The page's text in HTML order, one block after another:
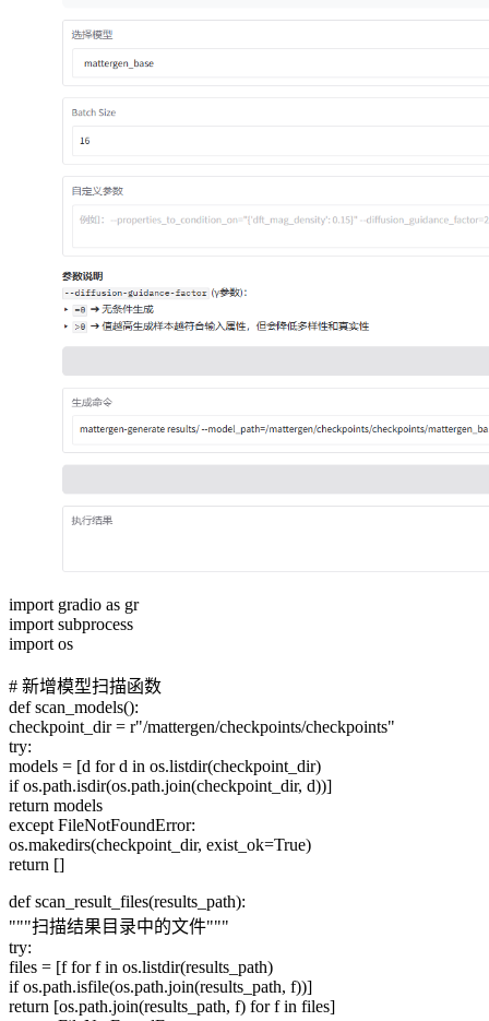
import gradio as gr
import subprocess
import os
# 新增模型扫描函数
def scan_models():
checkpoint_dir = r"/mattergen/checkpoints/checkpoints"
try:
models = [d for d in os.listdir(checkpoint_dir)
if os.path.isdir(os.path.join(checkpoint_dir, d))]
return models
except FileNotFoundError:
os.makedirs(checkpoint_dir, exist_ok=True)
return []
def scan_result_files(results_path):
"""扫描结果目录中的文件"""
try:
files = [f for f in os.listdir(results_path)
if os.path.isfile(os.path.join(results_path, f))]
return [os.path.join(results_path, f) for f in files]